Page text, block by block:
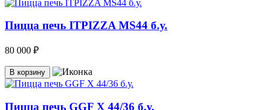
Пицца печь ITPIZZA MS44 б.у.
80 000 ₽
В корзину
Пицца печь GGF X 44/36 б.у.